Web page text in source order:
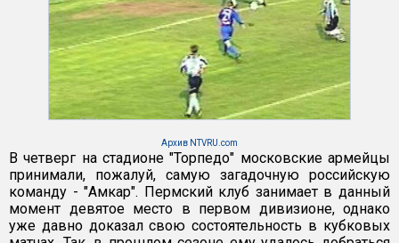
Архив NTVRU.com
В четверг на стадионе "Торпедо" московские армейцы
принимали, пожалуй, самую загадочную российскую
команду - "Амкар". Пермский клуб занимает в данный
момент девятое место в первом дивизионе, однако
уже давно доказал свою состоятельность в кубковых